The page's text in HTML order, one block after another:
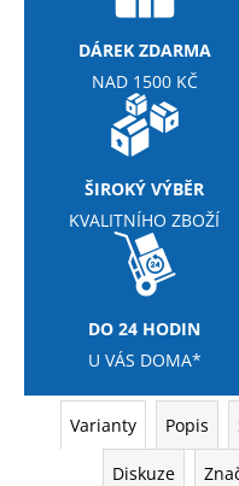
DÁREK ZDARMA
NAD 1500 KČ
ŠIROKÝ VÝBĚR
KVALITNÍHO ZBOŽÍ
DO 24 HODIN
U VÁS DOMA*
Varianty Popis
Diskuze
CARBOSNACK
Původně: